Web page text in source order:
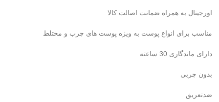
اورجینال به همراه ضمانت اصالت کالا
مناسب برای انواع پوست به ویژه پوست های چرب و مختلط
دارای ماندگاری 30 ساعته
بدون چربی
ضدتعریق